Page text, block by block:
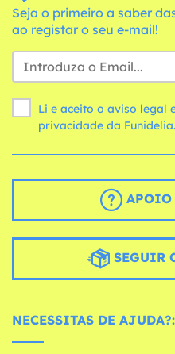
Seja o primeiro a saber
ao registar o seu e-mail!
Li e aceito o aviso legal
privacidade da Funidelia.
APOIO
SEGUIR
NECESSITAS DE AJUDA?: